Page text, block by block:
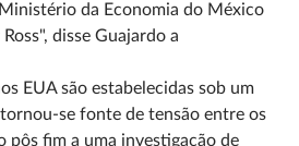
da Economia do México
disse Guajardo a
EUA são estabelecidas sob um
se fonte de tensão entre os
pôs fim a uma investigação de